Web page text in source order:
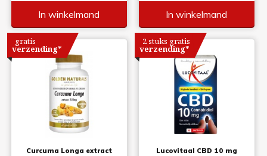
In winkelmand In winkelmand
Curcuma Longa extract
gratis
verzending*
Lucovitaal CBD 10 mg
2 stuks gratis
verzending*